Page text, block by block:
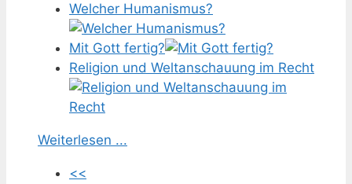
Welcher Humanismus?
Mit Gott fertig?
Religion und Weltanschauung im Recht
Weiterlesen ...
<<